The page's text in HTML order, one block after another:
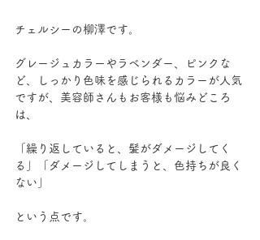
チェルシーの柳澤です。
グレージュカラーやラベンダー、ピンクな
ど、しっかり色味を感じられるカラーが人気
ですが、美容師さんもお客様も悩みどころ
は、
「繰り返していると、髪がダメージしてく
る」「ダメージしてしまうと、色持ちが良く
ない」
という点です。